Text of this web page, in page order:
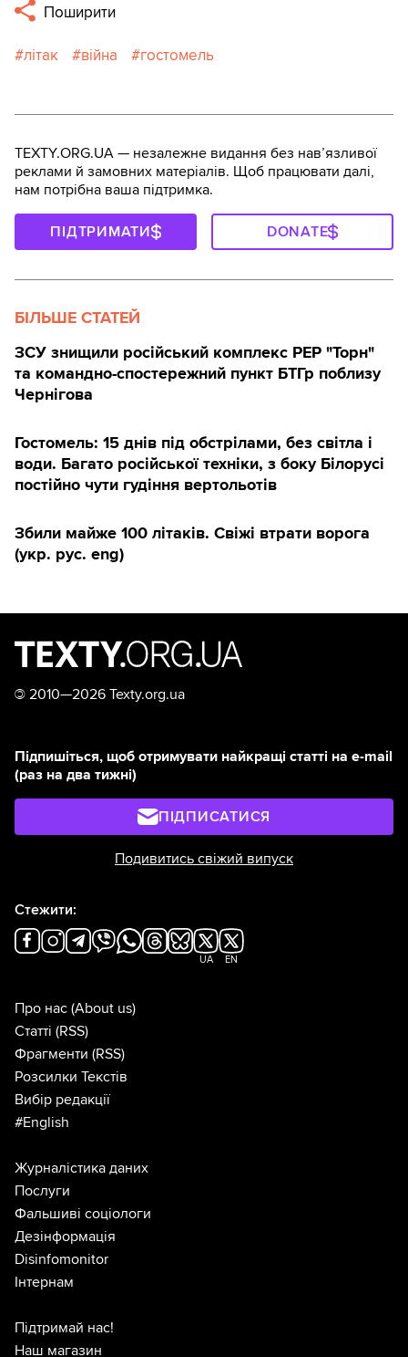
Поширити
літак війна гостомель
TEXTY.ORG.UA — незалежне видання без навʼязливої
реклами й замовних матеріалів. Щоб працювати далі,
нам потрібна ваша підтримка.
ПІДТРИМАТИ DONATE
БІЛЬШЕ СТАТЕЙ
ЗСУ знищили російський комплекс РЕР "Торн"
та командно-спостережний пункт БТГр поблизу
Чернігова
Гостомель: 15 днів під обстрілами, без світла і
води. Багато російської техніки, з боку Білорусі
постійно чути гудіння вертольотів
Збили майже 100 літаків. Свіжі втрати ворога
(укр. рус. eng)
© 2010—2026 Texty.org.ua
Підпишіться, щоб отримувати найкращі статті на e-mail
(раз на два тижні)
ПІДПИСАТИСЯ
Подивитись свіжий випуск
Стежити:
UA EN
Про нас (About us)
Статті (RSS)
Фрагменти (RSS)
Розсилки Текстів
Вибір редакції
#English
Журналістика даних
Послуги
Фальшиві соціологи
Дезінформація
Disinfomonitor
Інтернам
Підтримай нас!
Наш магазин